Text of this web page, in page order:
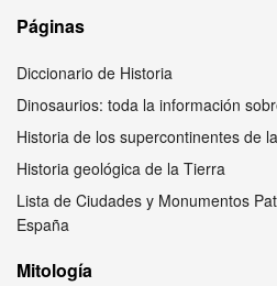
Páginas
Diccionario de Historia
Dinosaurios: toda la información
Historia de los supercontinentes de
Historia geológica de la Tierra
Lista de Ciudades y Monumentos
España
Mitología